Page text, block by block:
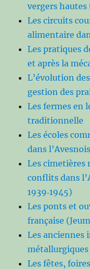
vergers hautes
Les circuits
alimentaire
Les pratiques
et après la
L’évolution
gestion des
Les fermes en
traditionnelle
Les écoles
dans
Les cimetières
conflits dans
1939‑1945)
Les ponts et
française
Les anciennes
métallurgiques
Les fêtes,